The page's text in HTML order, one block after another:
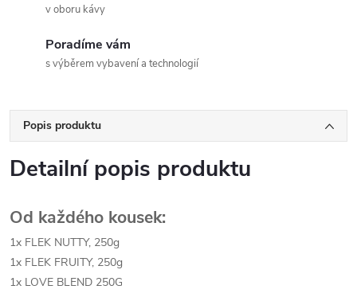
v oboru kávy
Poradíme vám
s výběrem vybavení a technologií
Popis produktu
Detailní popis produktu
Od každého kousek:
1x FLEK NUTTY, 250g
1x FLEK FRUITY, 250g
1x LOVE BLEND 250G